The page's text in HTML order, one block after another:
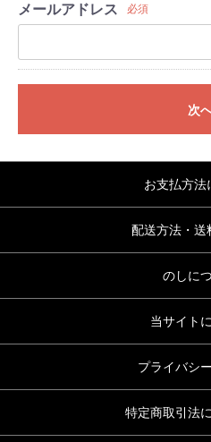
メールアドレス 必須
次
お支払方法
配送方法・送
のしに
当サイト
プライバシ
特定商取引法